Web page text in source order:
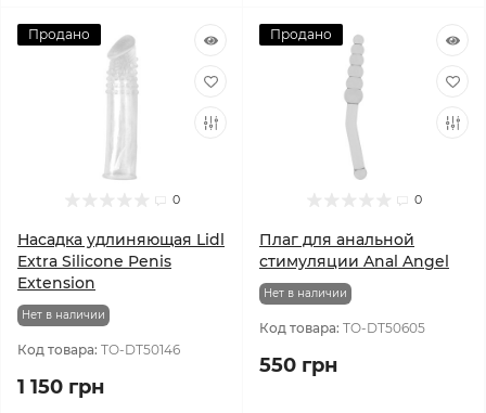
Продано
0
Насадка удлиняющая Lidl
Extra Silicone Penis
Extension
Нет в наличии
Код товара: TO-DT50146
1 150 грн
Продано
0
Плаг для анальной
стимуляции Anal Angel
Нет в наличии
Код товара: TO-DT50605
550 грн